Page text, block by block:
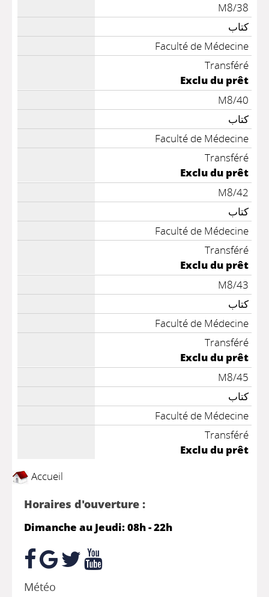
M8/38
كتاب
Faculté de Médecine
Transféré
Exclu du prêt
M8/40
كتاب
Faculté de Médecine
Transféré
Exclu du prêt
M8/42
كتاب
Faculté de Médecine
Transféré
Exclu du prêt
M8/43
كتاب
Faculté de Médecine
Transféré
Exclu du prêt
M8/45
كتاب
Faculté de Médecine
Transféré
Exclu du prêt
Accueil
Horaires d'ouverture :
Dimanche au Jeudi: 08h - 22h
Météo